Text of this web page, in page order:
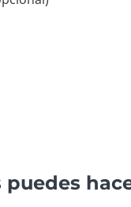
puedes